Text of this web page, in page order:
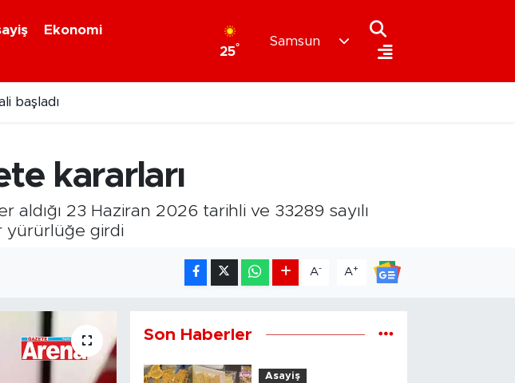
Ekonomi
25°
Samsun
kararları
aldığı 23 Haziran 2026 tarihli ve 33289 sayılı
yürürlüğe girdi
A- A+
Son Haberler
Asayiş